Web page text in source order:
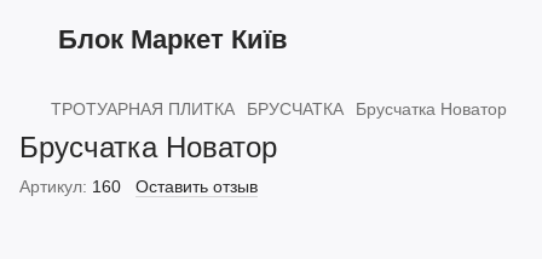
Блок Маркет Київ
ТРОТУАРНАЯ ПЛИТКА БРУСЧАТКА Брусчатка Новатор
Брусчатка Новатор
Артикул: 160 Оставить отзыв